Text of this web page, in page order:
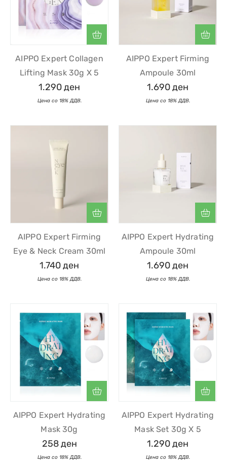
AIPPO Expert Collagen
Lifting Mask 30g X 5
1.290ден
AIPPO Expert Firming
Ampoule 30ml
1.690ден
AIPPO Expert Firming
Eye & Neck Cream 30ml
1.740ден
AIPPO Expert Hydrating
Ampoule 30ml
1.690ден
AIPPO Expert Hydrating
Mask 30g
258ден
AIPPO Expert Hydrating
Mask Set 30g X 5
1.290ден